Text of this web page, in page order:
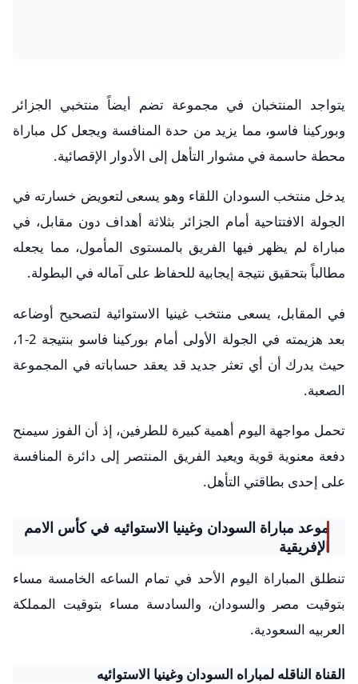
يتواجد المنتخبان في مجموعة تضم أيضاً منتخبي الجزائر
وبوركينا فاسو، مما يزيد من حدة المنافسة ويجعل كل مباراة
محطة حاسمة في مشوار التأهل إلى الأدوار الإقصائية.
يدخل منتخب السودان اللقاء وهو يسعى لتعويض خسارته في
الجولة الافتتاحية أمام الجزائر بثلاثة أهداف دون مقابل، في
مباراة لم يظهر فيها الفريق بالمستوى المأمول، مما يجعله
مطالباً بتحقيق نتيجة إيجابية للحفاظ على آماله في البطولة.
في المقابل، يسعى منتخب غينيا الاستوائية لتصحيح أوضاعه
بعد هزيمته في الجولة الأولى أمام بوركينا فاسو بنتيجة 2-1،
حيث يدرك أن أي تعثر جديد قد يعقد حساباته في المجموعة
الصعبة.
تحمل مواجهة اليوم أهمية كبيرة للطرفين، إذ أن الفوز سيمنح
دفعة معنوية قوية ويعيد الفريق المنتصر إلى دائرة المنافسة
على إحدى بطاقتي التأهل.
موعد مباراة السودان وغينيا الاستوائيه في كأس الامم
الإفريقية
تنطلق المباراة اليوم الأحد في تمام الساعه الخامسة مساء
بتوقيت مصر والسودان، والسادسة مساء بتوقيت المملكة
العربيه السعودية.
القناة الناقله لمباراه السودان وغينيا الاستوائيه